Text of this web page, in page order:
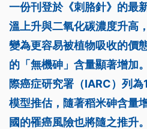
一份刊登於《刺胳針》的最
溫上升與二氧化碳濃度升高
變為更容易被植物吸收的價
的「無機砷」含量顯著增加
際癌症研究署（IARC）列
模型推估，隨著稻米砷含量
國的罹癌風險也將隨之推升。